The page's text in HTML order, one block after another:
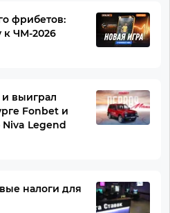
фрибетов:
к ЧМ-2026
и выиграл
Fonbet и
Legend
налоги для